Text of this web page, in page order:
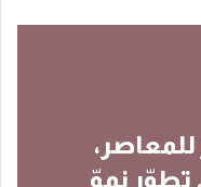
للمعاصر،
تطوّر نموّ